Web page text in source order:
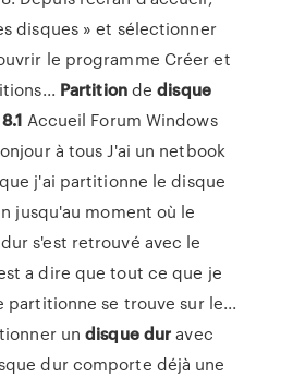
disques » et sélectionner
le programme Créer et
Partitiondedisque
8.1 Accueil Forum Windows
à tous J'ai un netbook
j'ai partitionne le disque
jusqu'au moment où le
s'est retrouvé avec le
a dire que tout ce que je
partitionne se trouve sur le...
undisque duravec
dur comporte déjà une